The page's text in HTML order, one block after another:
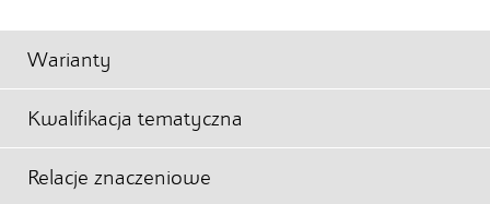
Warianty
Kwalifikacja tematyczna
Relacje znaczeniowe